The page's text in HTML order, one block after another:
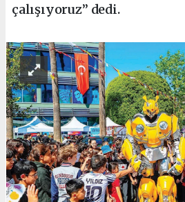
çalışıyoruz” dedi.